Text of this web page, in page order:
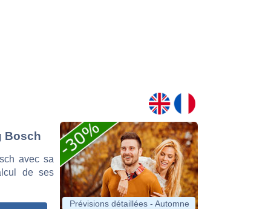
Bosch
avec sa
de ses
Prévisions détaillées - Automne